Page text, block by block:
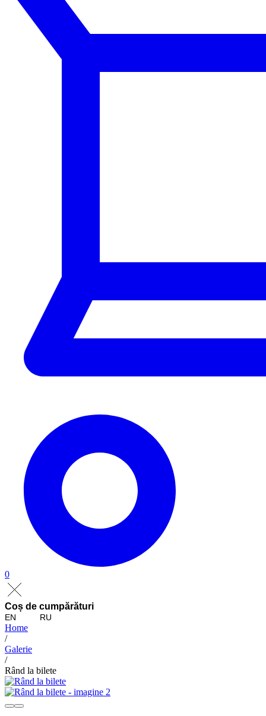
0
Coș de cumpărături
EN RU
Home
/
Galerie
/
Rând la bilete